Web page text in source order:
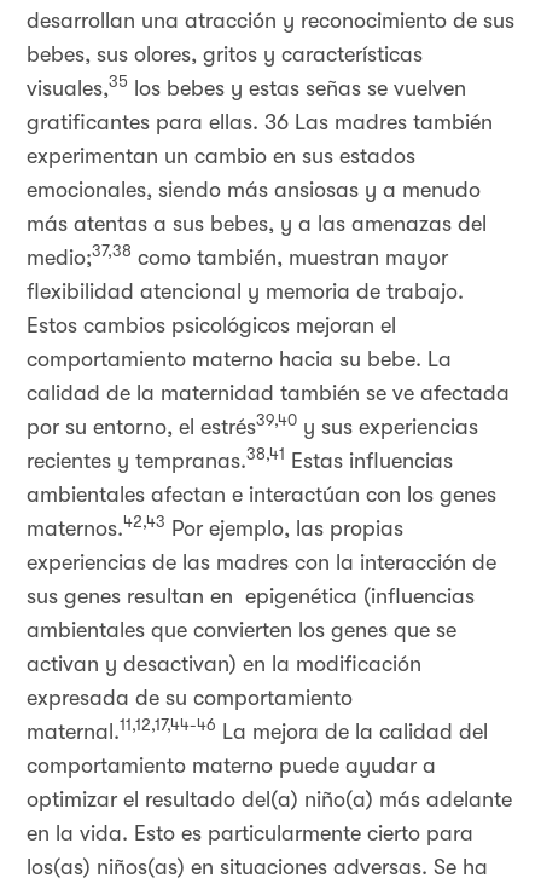
desarrollan una atracción y reconocimiento de sus
bebes, sus olores, gritos y características
visuales,35
los bebes y estas señas se vuelven
gratificantes para ellas. 36 Las madres también
experimentan un cambio en sus estados
emocionales, siendo más ansiosas y a menudo
más atentas a sus bebes, y a las amenazas del
medio;37,38 como también, muestran mayor
flexibilidad atencional y memoria de trabajo.
Estos cambios psicológicos mejoran el
comportamiento materno hacia su bebe. La
calidad de la maternidad también se ve afectada
por su entorno, el estrés39,40 y sus experiencias
recientes y tempranas.38,41
Estas influencias
ambientales afectan e interactúan con los genes
maternos.42,43 Por ejemplo, las propias
experiencias de las madres con la interacción de
sus genes resultan en epigenética (influencias
ambientales que convierten los genes que se
activan y desactivan) en la modificación
expresada de su comportamiento
maternal.11,12,17,44-46 La mejora de la calidad del
comportamiento materno puede ayudar a
optimizar el resultado del(a) niño(a) más adelante
en la vida. Esto es particularmente cierto para
los(as) niños(as) en situaciones adversas. Se ha